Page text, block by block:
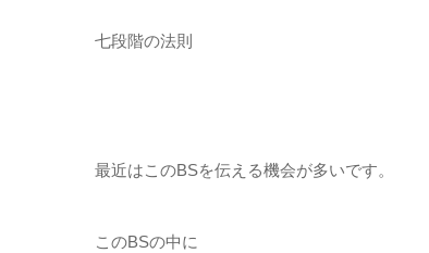
七段階の法則
最近はこのBSを伝える機会が多いです。
このBSの中に